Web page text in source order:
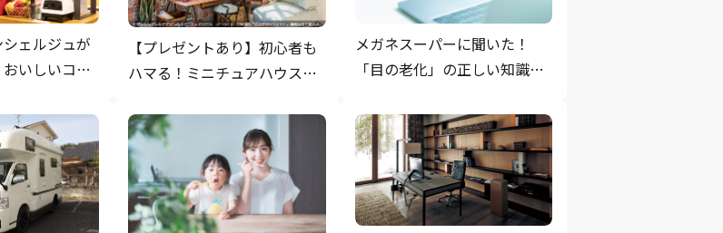
ェルジュが
いしいコー
【プレゼントあり】初心者も
ハマる！ミニチュアハウスの
メガネスーパーに聞いた！
「目の老化」の正しい知識と